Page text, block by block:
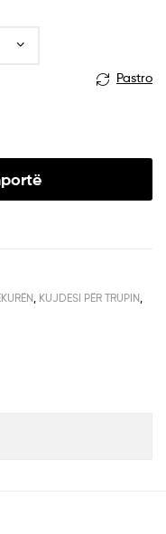
Pastro
, KUJDESI PËR TRUPIN,